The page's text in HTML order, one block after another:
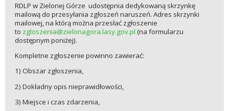
RDLP w Zielonej Górze udostępnia dedykowaną skrzynkę
mailową do przesyłania zgłoszeń naruszeń. Adres skrzynki
mailowej, na którą można przesłać zgłoszenie
to zgloszenia@zielonagora.lasy.gov.pl (na formularzu
dostępnym poniżej).
Kompletne zgłoszenie powinno zawierać:
1) Obszar zgłoszenia,
2) Dokładny opis nieprawidłowości,
3) Miejsce i czas zdarzenia,